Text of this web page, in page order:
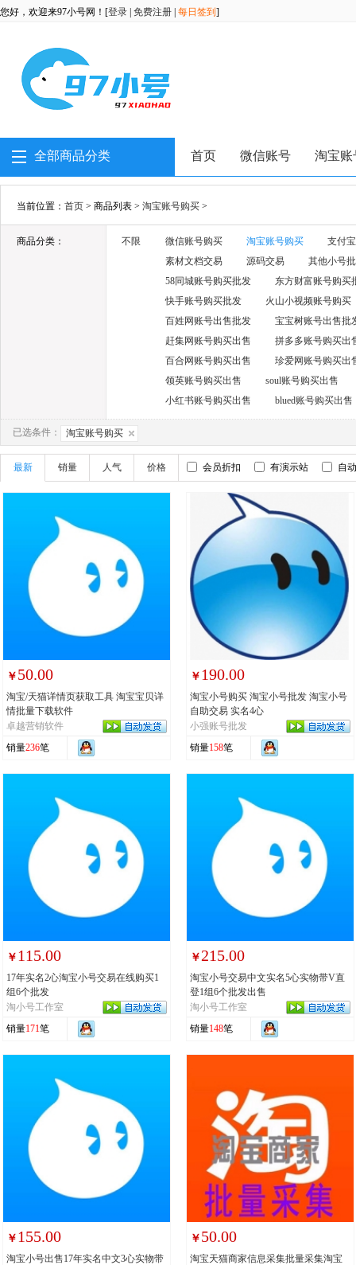
您好，欢迎来97小号网！[登录 免费注册 每日签到 ]
全部商品分类 首页 微信账号 淘宝账
当前位置： 首页 > 商品列表 > 淘宝账号购买 >
商品分类： 不限 微信账号购买 淘宝账号购买
支付
素材文档交易
源码交易
其他小号
58同城账号购买批发
东方财富账号购买
快手账号购买批发
火山小视频账号购买
百姓网账号出售批发
宝宝树账号出售批
赶集网账号购买出售
拼多多账号购买出
百合网账号购买出售
珍爱网账号购买出
领英账号购买出售
soul账号购买出售
小红书账号购买出售
blued账号购买出售
已选条件： 淘宝账号购买
最新 销量 人气 价格 会员折扣 有演示站 自
￥ 50.00
淘宝/天猫详情页获取工具 淘宝宝贝详
情批量下载软件
卓越营销软件
销量236笔
￥ 190.00
淘宝小号购买 淘宝小号批发 淘宝小号
自助交易 实名4心
小强账号批发
销量158笔
￥ 115.00
17年实名2心淘宝小号交易在线购买1
组6个批发
淘小号工作室
销量171笔
￥ 215.00
淘宝小号交易中文实名5心实物带V直
登1组6个批发出售
淘小号工作室
销量148笔
￥ 155.00
淘宝小号出售17年实名中文3心实物带
￥ 50.00
淘宝天猫商家信息采集批量采集淘宝